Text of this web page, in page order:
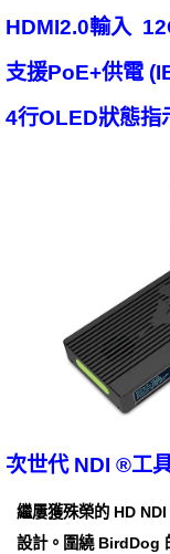
HDMI2.0輸入
支援PoE+供電
4行OLED狀態指
次世代 NDI ®工
繼屢獲殊榮的 HD
設計。圍繞 BirdDog